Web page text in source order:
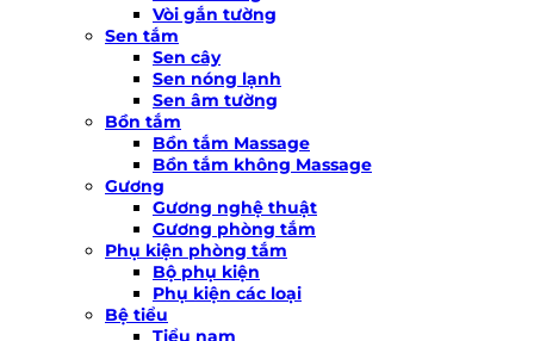
Vòi gắn tường
Sen tắm
Sen cây
Sen nóng lạnh
Sen âm tường
Bồn tắm
Bồn tắm Massage
Bồn tắm không Massage
Gương
Gương nghệ thuật
Gương phòng tắm
Phụ kiện phòng tắm
Bộ phụ kiện
Phụ kiện các loại
Bệ tiểu
Tiểu nam